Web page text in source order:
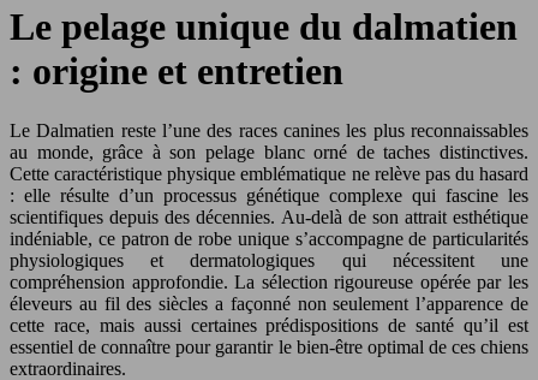
Le pelage unique du dalmatien
: origine et entretien
Le Dalmatien reste l’une des races canines les plus reconnaissables
au monde, grâce à son pelage blanc orné de taches distinctives.
Cette caractéristique physique emblématique ne relève pas du hasard
: elle résulte d’un processus génétique complexe qui fascine les
scientifiques depuis des décennies. Au-delà de son attrait esthétique
indéniable, ce patron de robe unique s’accompagne de particularités
physiologiques et dermatologiques qui nécessitent une
compréhension approfondie. La sélection rigoureuse opérée par les
éleveurs au fil des siècles a façonné non seulement l’apparence de
cette race, mais aussi certaines prédispositions de santé qu’il est
essentiel de connaître pour garantir le bien-être optimal de ces chiens
extraordinaires.